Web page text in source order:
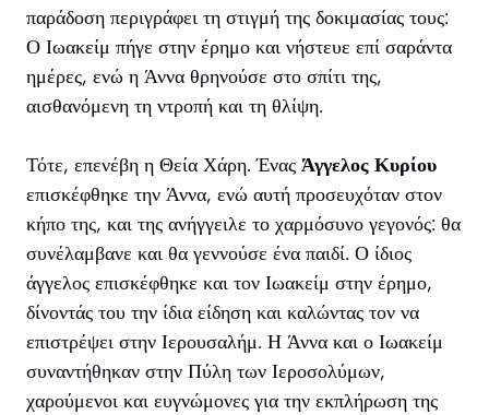
παράδοση περιγράφει τη στιγμή της δοκιμασίας τους:
Ο Ιωακείμ πήγε στην έρημο και νήστευε επί σαράντα
ημέρες, ενώ η Άννα θρηνούσε στο σπίτι της,
αισθανόμενη τη ντροπή και τη θλίψη.
Τότε, επενέβη η Θεία Χάρη. Ένας Άγγελος Κυρίου
επισκέφθηκε την Άννα, ενώ αυτή προσευχόταν στον
κήπο της, και της ανήγγειλε το χαρμόσυνο γεγονός: θα
συνέλαμβανε και θα γεννούσε ένα παιδί. Ο ίδιος
άγγελος επισκέφθηκε και τον Ιωακείμ στην έρημο,
δίνοντάς του την ίδια είδηση και καλώντας τον να
επιστρέψει στην Ιερουσαλήμ. Η Άννα και ο Ιωακείμ
συναντήθηκαν στην Πύλη των Ιεροσολύμων,
χαρούμενοι και ευγνώμονες για την εκπλήρωση της